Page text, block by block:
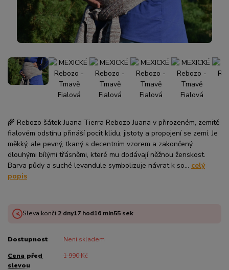
🌾 Rebozo šátek Juana Tierra Rebozo Juana v přirozeném, zemitě
fialovém odstínu přináší pocit klidu, jistoty a propojení se zemí. Je
měkký, ale pevný, tkaný s decentním vzorem a zakončený
dlouhými bílými třásněmi, které mu dodávají něžnou ženskost.
Barva půdy a suché levandule symbolizuje návrat k so... celý
popis
Sleva končí:2 dny17hod16min55sek
Dostupnost Není skladem
Cena před
slevou
1 990 Kč